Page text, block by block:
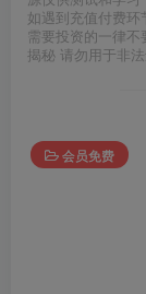
如遇到充值付费
需要投资的一律
揭秘 请勿用于非
会员免费